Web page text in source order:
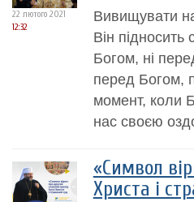
22 лютого 2021
12:32
Вивищувати
Він
Богом, ні
перед Богом,
момент, коли
нас своєю
«Символ
Христа і